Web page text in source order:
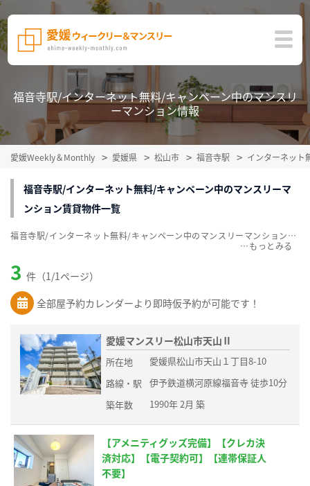
福音寺駅/インターネット無料/キャンペーン中のマンスリ
ーマンション情報
愛媛Weekly＆Monthly 愛媛県 松山市 福音寺駅 インターネット
福音寺駅/インターネット無料/キャンペーン中のマンスリーマ
ンション賃貸物件一覧
3 件（1/1ページ）
全部屋予約カレンダーより即時仮予約が可能です！
愛媛マンスリー松山市天山Ⅱ
所在地
愛媛県松山市天山１丁目8-10
路線・駅
伊予鉄道横河原線福音寺 徒歩10分
築年数
1990年 2月 築
【アメニティグッズ完備】【クレカ決
済対応】【電子契約可】【連帯保証人
不要】
福音寺駅/インターネット無料/キャンペーン中のマンスリーマンション賃貸物件一覧を掲載中。敷金・礼金無料、家具・家電付をご紹介。こだわり条件での絞込みも簡単！
…